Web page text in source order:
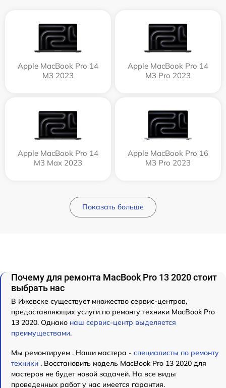
Apple MacBook Pro 14
M3 2023
Apple MacBook Pro 14
M3 Pro 2023
Apple MacBook Pro 14
M3 Max 2023
Apple MacBook Pro 16
M3 Pro 2023
Показать больше
Почему для ремонта MacBook Pro 13 2020 стоит
выбрать нас
В Ижевске существует множество сервис-центров,
предоставляющих услуги по ремонту техники MacBook Pro
13 2020. Однако наш сервис-центр выделяется
преимуществами.
Мы ремонтируем . Наши мастера - специалисты по ремонту
техники . Восстановить модель MacBook Pro 13 2020 для
мастеров не будет новой задачей. На все виды
проведенных работ у нас имеется гарантия.